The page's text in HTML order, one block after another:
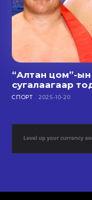
“Алтан цом”-
сугалаагаар
СПОРТ 2025-10-20